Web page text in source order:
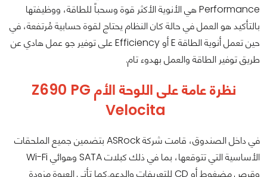
Performance هي الأنوية الأكثر قوة وسحباً للطاقة، ووظيفتها
بالتأكيد هو العمل في حالة كان النظام يحتاج لقوة حسابية مُرتفعة، في
حين تعمل أنوية الطاقة E أو Efficiency على توفير جو عمل هادي عن
طريق توفير الطاقة والعمل بهدوء تام.
نظرة عامة على اللوحة الأم Z690 PG
Velocita
في داخل الصندوق، قامت شركة ASRock بتضمين جميع الملحقات
الأساسية التي تتوقعها، بما في ذلك كبلات SATA وهوائي Wi-Fi
وقرص مضغوط أو CD للتعريفات والدعم.كما تأتي العبوة مزودة